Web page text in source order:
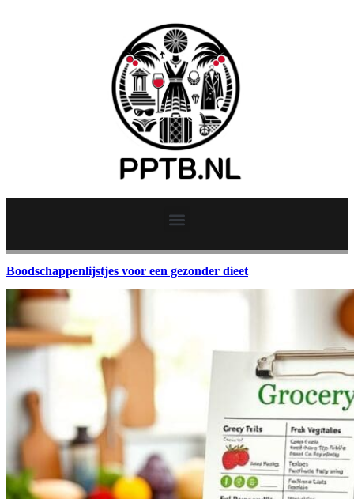
Boodschappenlijstjes voor een gezonder dieet